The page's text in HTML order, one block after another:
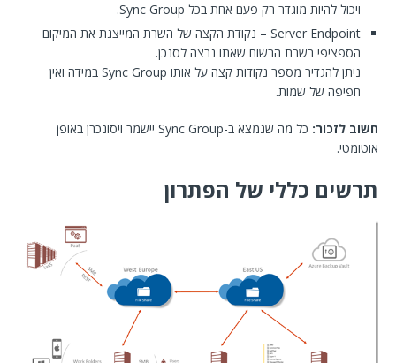
ויכול להיות מוגדר רק פעם אחת בכל Sync Group.
Server Endpoint – נקודת הקצה של השרת המייצגת את המיקום
הספציפי בשרת הרשום שאתו נרצה לסנכן.
ניתן להגדיר מספר נקודות קצה על אותו Sync Group במידה ואין
חפיפה של שמות.
חשוב לזכור:
כל מה שנמצא ב-Sync Group יישמר ויסונכרן באופן
אוטומטי.
תרשים כללי של הפתרון